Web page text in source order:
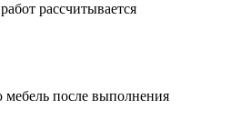
рассчитывается
мебель после выполнения